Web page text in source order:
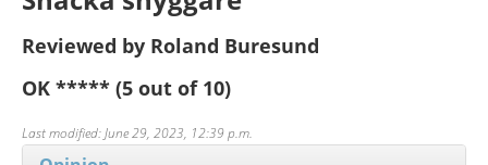
Reviewed by Roland Buresund
OK ***** (5 out of 10)
Last modified: June 29, 2023, 12:39 p.m.